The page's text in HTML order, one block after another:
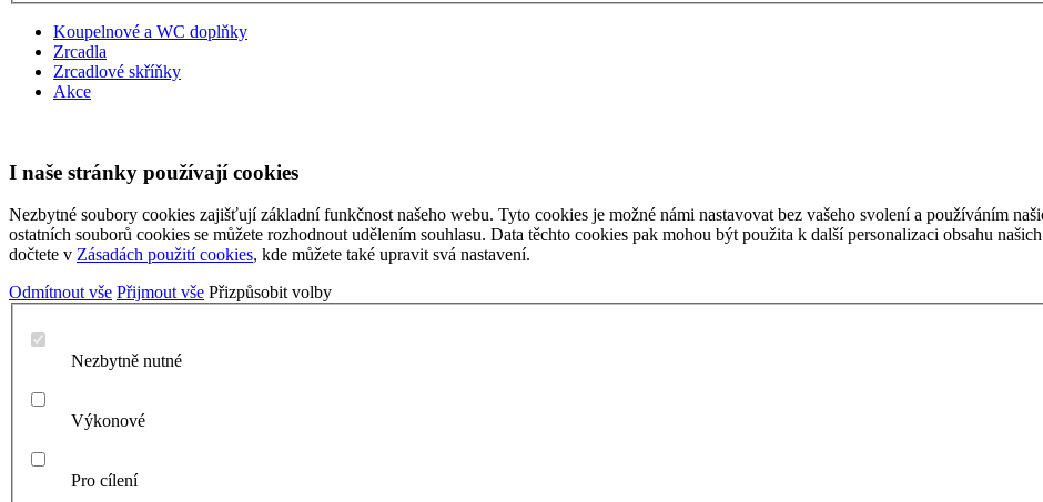
Koupelnové a WC doplňky
Zrcadla
Zrcadlové skříňky
Akce
I naše stránky používají cookies
Nezbytné soubory cookies zajišťují základní funkčnost našeho webu. Tyto cookies je možné námi nastavovat bez vašeho svolení a používáním
ostatních souborů cookies se můžete rozhodnout udělením souhlasu. Data těchto cookies pak mohou být použita k další personalizaci obsahu
dočtete v Zásadách použití cookies, kde můžete také upravit svá nastavení.
Odmítnout vše Přijmout vše Přizpůsobit volby
Nezbytně nutné
Výkonové
Pro cílení